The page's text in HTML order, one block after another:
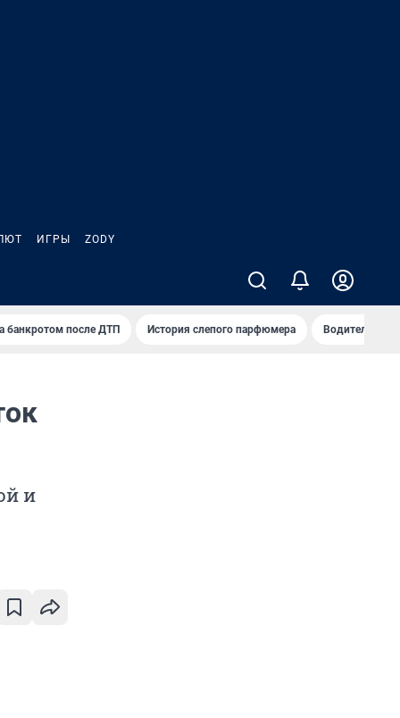
ИГРЫ ZODY
банкротом после ДТП История слепого парфюмера Водители
и